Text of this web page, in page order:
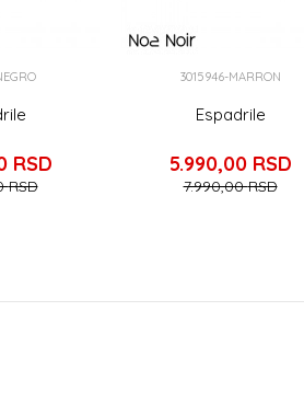
RSD
RSD
3015946-MARRON
Espadrile
5.990,00 RSD
7.990,00RSD